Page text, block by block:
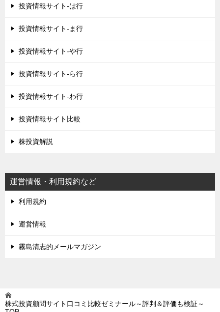
投資情報サイト-は行
投資情報サイト-ま行
投資情報サイト-や行
投資情報サイト-ら行
投資情報サイト-わ行
投資情報サイト比較
株投資解説
運営情報・利用規約など
利用規約
運営情報
霧島清志的メールマガジン
株式投資顧問サイト口コミ比較ゼミナール～評判＆評価も検証～